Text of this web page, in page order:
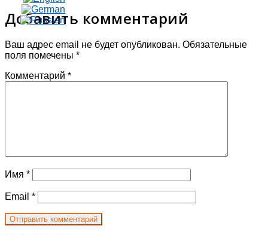
Добавить комментарий
Ваш адрес email не будет опубликован. Обязательные
поля помечены *
Комментарий *
Имя *
Email *